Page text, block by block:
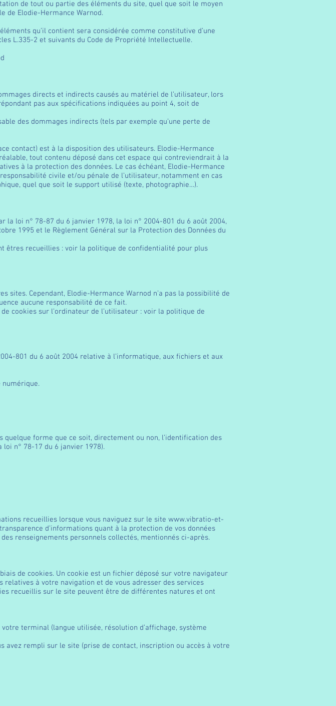
de tout ou partie des éléments du site, quel que soit le moyen
de Elodie-Hermance Warnod.
qu’il contient sera considérée comme constitutive d’une
L.335-2 et suivants du Code de Propriété Intellectuelle.
directs et indirects causés au matériel de l’utilisateur, lors
pas aux spécifications indiquées au point 4, soit de
des dommages indirects (tels par exemple qu’une perte de
contact) est à la disposition des utilisateurs. Elodie-Hermance
tout contenu déposé dans cet espace qui contreviendrait à la
à la protection des données. Le cas échéant, Elodie-Hermance
civile et/ou pénale de l’utilisateur, notamment en cas
quel que soit le support utilisé (texte, photographie…).
la loi n° 78-87 du 6 janvier 1978, la loi n° 2004-801 du 6 août 2004,
1995 et le Règlement Général sur la Protection des Données du
êtres recueillies : voir la politique de confidentialité pour plus
sites. Cependant, Elodie-Hermance Warnod n’a pas la possibilité de
aucune responsabilité de ce fait.
cookies sur l’ordinateur de l’utilisateur : voir la politique de
801 du 6 août 2004 relative à l’informatique, aux fichiers et aux
numérique.
forme que ce soit, directement ou non, l’identification des
loi n° 78-17 du 6 janvier 1978).
recueillies lorsque vous naviguez sur le site www.vibratio-et-
d’informations quant à la protection de vos données
renseignements personnels collectés, mentionnés ci-après.
de cookies. Un cookie est un fichier déposé sur votre navigateur
à votre navigation et de vous adresser des services
recueillis sur le site peuvent être de différentes natures et ont
terminal (langue utilisée, résolution d’affichage, système
rempli sur le site (prise de contact, inscription ou accès à votre